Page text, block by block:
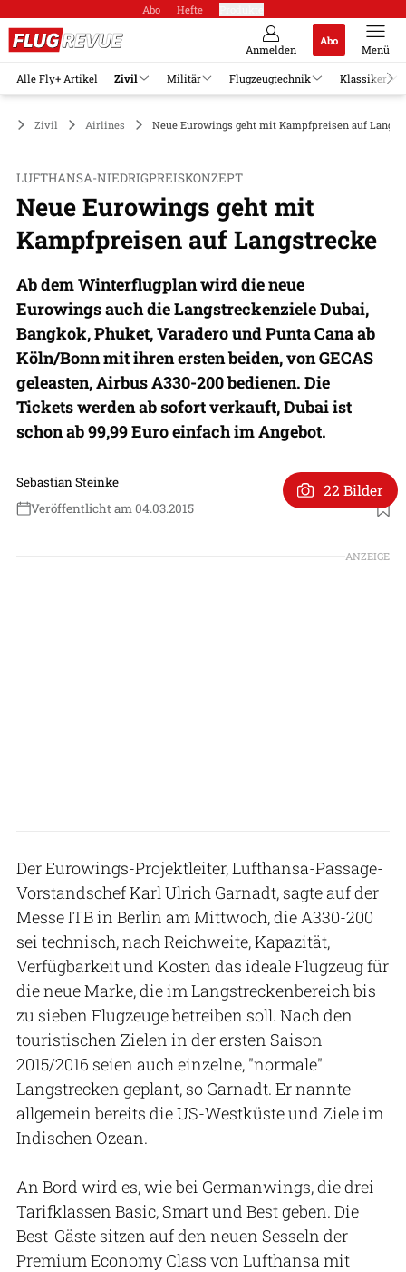
Abo Hefte
Anmelden
Abo
Menü
Alle Fly+ Artikel Zivil Militär Flugzeugtechnik Klassiker
Zivil Airlines Neue Eurowings geht mit Kampfpreisen auf
LUFTHANSA-NIEDRIGPREISKONZEPT
Neue Eurowings geht mit
Kampfpreisen auf Langstrecke
Ab dem Winterflugplan wird die neue
Eurowings auch die Langstreckenziele Dubai,
Bangkok, Phuket, Varadero und Punta Cana ab
Köln/Bonn mit ihren ersten beiden, von GECAS
geleasten, Airbus A330-200 bedienen. Die
Tickets werden ab sofort verkauft, Dubai ist
schon ab 99,99 Euro einfach im Angebot.
Sebastian Steinke
Veröffentlicht am 04.03.2015
22 Bilder
ANZEIGE
Der Eurowings-Projektleiter, Lufthansa-Passage-
Vorstandschef Karl Ulrich Garnadt, sagte auf der
Messe ITB in Berlin am Mittwoch, die A330-200
sei technisch, nach Reichweite, Kapazität,
Verfügbarkeit und Kosten das ideale Flugzeug für
die neue Marke, die im Langstreckenbereich bis
zu sieben Flugzeuge betreiben soll. Nach den
touristischen Zielen in der ersten Saison
2015/2016 seien auch einzelne, "normale"
Langstrecken geplant, so Garnadt. Er nannte
allgemein bereits die US-Westküste und Ziele im
Indischen Ozean.
An Bord wird es, wie bei Germanwings, die drei
Tarifklassen Basic, Smart und Best geben. Die
Best-Gäste sitzen auf den neuen Sesseln der
Premium Economy Class von Lufthansa mit